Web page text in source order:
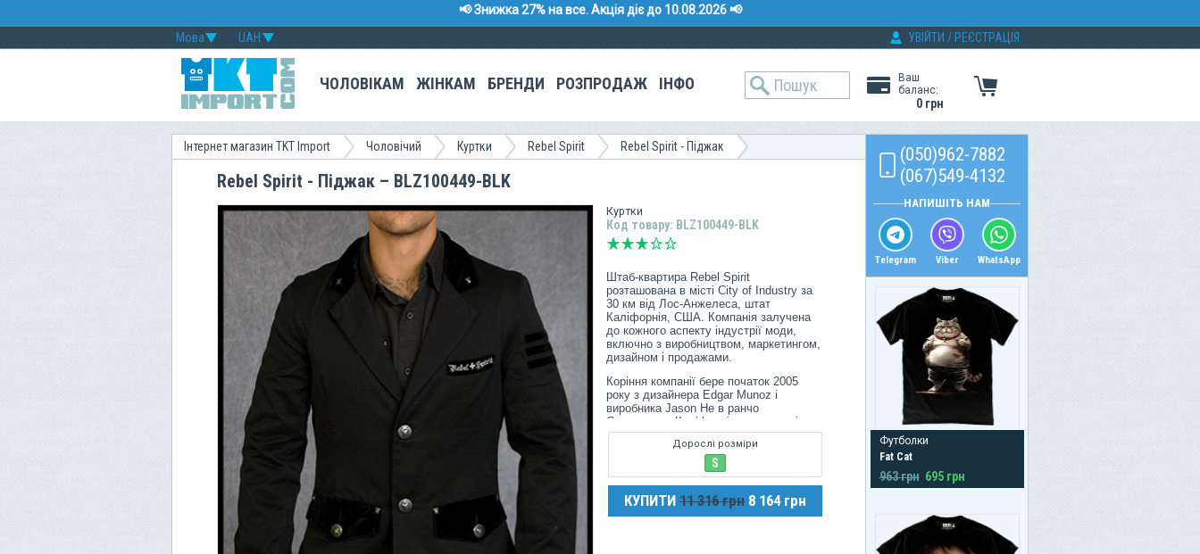
📢 Знижка 27% на все. Акція діє до 10.08.2026 📢
UAH
Мова УВІЙТИ / РЕЄСТРАЦІЯ
Ваш
баланс:
0 грн
ЧОЛОВІКАМ ЖІНКАМ БРЕНДИ РОЗПРОДАЖ ІНФО
Інтернет магазин TKT Import Чоловічий Куртки Rebel Spirit Rebel Spirit - Піджак
Rebel Spirit - Піджак – BLZ100449-BLK
Куртки
Код товару: BLZ100449-BLK
Штаб-квартира Rebel Spirit
розташована в місті City of Industry за
30 км від Лос-Анжелеса, штат
Каліфорнія, США. Компанія залучена
до кожного аспекту індустрії моди,
включно з виробництвом, маркетингом,
дизайном і продажами.
Коріння компанії бере початок 2005
року з дизайнера Edgar Munoz і
виробника Jason He в ранчо
Cucamonga, Каліфорнія, що надалі
призвело до створення бренду Rebel
Spirit Clothing.
Список знаменитостей, які віддають
перевагу Rebel Spirit: Cristiano Ronaldo,
Hulk Hogan, Mc Hammer, Boyz II Men,
Criss Angel, Pauly D. (Jersey Shore), the
Дорослі розміри
S
КУПИТИ 11 316 грн 8 164 грн
(050)962-7882
(067)549-4132
НАПИШІТЬ НАМ
Telegram Viber WhatsApp
Футболки
Fat Cat
963 грн 695 грн